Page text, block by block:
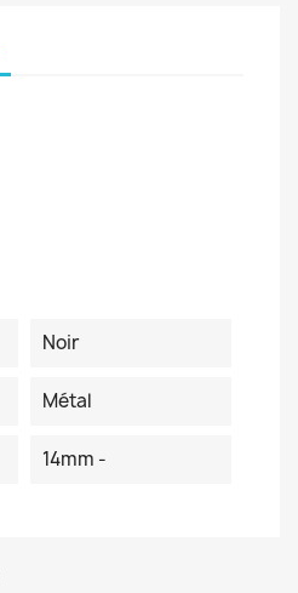
Noir
Métal
14mm -